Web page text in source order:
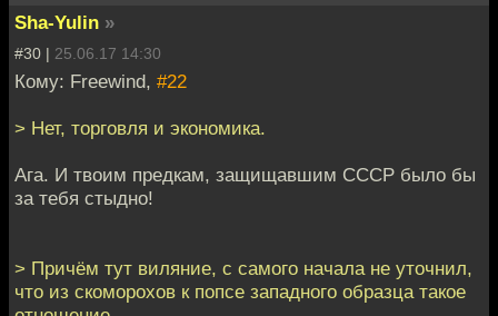
Sha-Yulin »
#30 | 25.06.17 14:30
Кому: Freewind, #22
> Нет, торговля и экономика.
Ага. И твоим предкам, защищавшим СССР было бы
за тебя стыдно!
> Причём тут виляние, с самого начала не уточнил,
что из скоморохов к попсе западного образца такое